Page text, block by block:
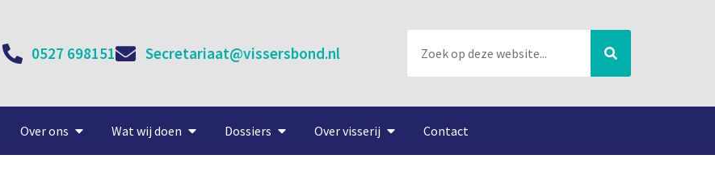
0527 698151 Secretariaat@vissersbond.nl
Over ons Wat wij doen Dossiers Over visserij Contact